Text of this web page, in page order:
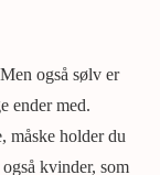
også sølv er
ender med.
måske holder du
kvinder, som